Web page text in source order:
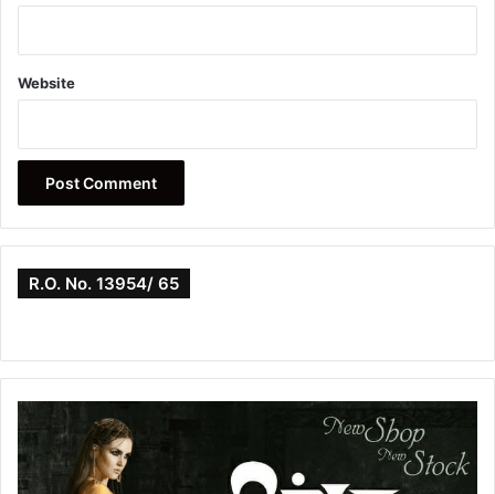
Website
R.O. No. 13954/ 65